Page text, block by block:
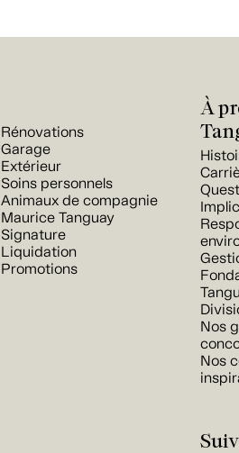
Rénovations
Garage
Extérieur
Soins personnels
Animaux de compagnie
Maurice Tanguay
Signature
Liquidation
Promotions
À
Nos
Nos